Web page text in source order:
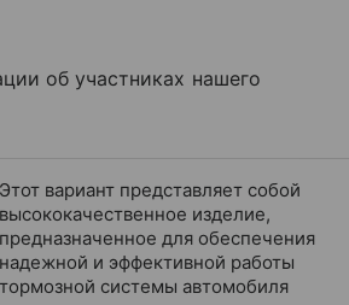
об участниках нашего
Этот вариант представляет собой
высококачественное изделие,
предназначенное для обеспечения
надежной и эффективной работы
тормозной системы автомобиля